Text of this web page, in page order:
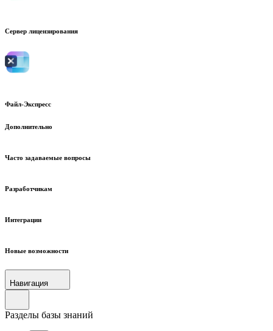
Сервер лицензирования
Файл-Экспресс
Дополнительно
Часто задаваемые вопросы
Разработчикам
Интеграции
Новые возможности
Навигация
Разделы базы знаний